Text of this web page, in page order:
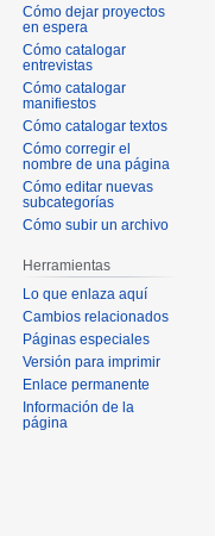
Cómo dejar proyectos
en espera
Cómo catalogar
entrevistas
Cómo catalogar
manifiestos
Cómo catalogar textos
Cómo corregir el
nombre de una página
Cómo editar nuevas
subcategorías
Cómo subir un archivo
Herramientas
Lo que enlaza aquí
Cambios relacionados
Páginas especiales
Versión para imprimir
Enlace permanente
Información de la
página